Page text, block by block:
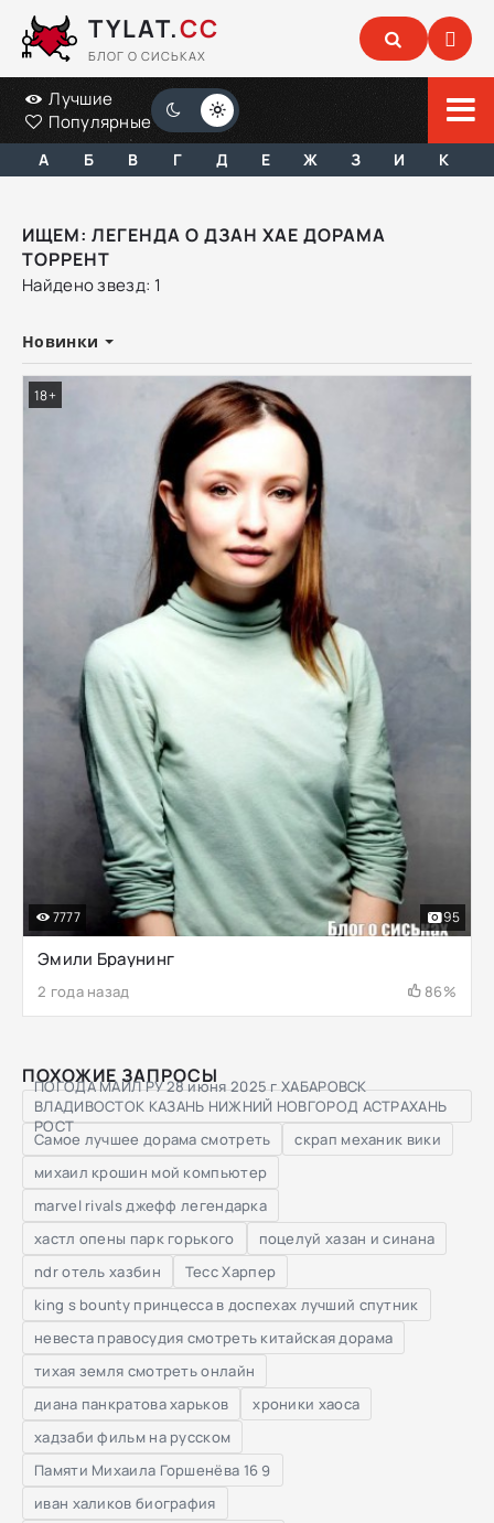
TYLAT.CC
БЛОГ О СИСЬКАХ
Лучшие
Популярные
А Б В Г Д Е Ж З И К
ИЩЕМ: ЛЕГЕНДА О ДЗАН ХАЕ ДОРАМА
ТОРРЕНТ
Найдено звезд: 1
Новинки
Эмили Браунинг
2 года назад 86%
7777 95
18+
ПОХОЖИЕ ЗАПРОСЫ
ПОГОДА МАЙЛ РУ 28 июня 2025 г ХАБАРОВСК
ВЛАДИВОСТОК КАЗАНЬ НИЖНИЙ НОВГОРОД АСТРАХАНЬ
РОСТ
Самое лучшее дорама смотреть
скрап механик вики
михаил крошин мой компьютер
marvel rivals джефф легендарка
хастл опены парк горького
поцелуй хазан и синана
ndr отель хазбин
Тесс Харпер
king s bounty принцесса в доспехах лучший спутник
невеста правосудия смотреть китайская дорама
тихая земля смотреть онлайн
диана панкратова харьков
хроники хаоса
хадзаби фильм на русском
Памяти Михаила Горшенёва 16 9
иван халиков биография